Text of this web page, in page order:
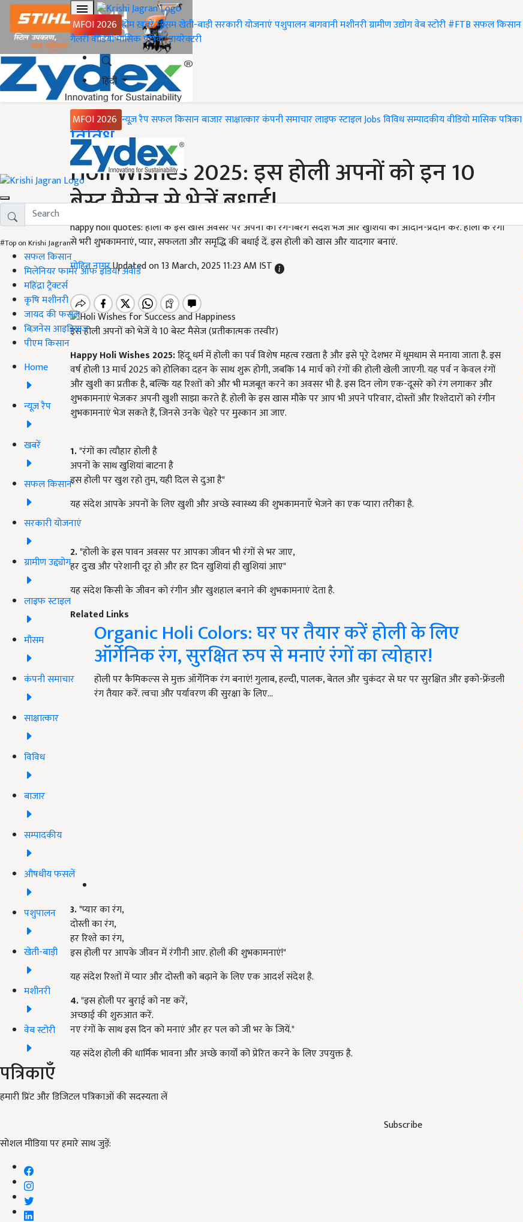
MFOI 2026 होमख़बरेंमौसमखेती-बाड़ीसरकारी योजनाएंपशुपालनबागवानीमशीनरीग्रामीण उद्योगवेब स्टोरी#FTBसफल किसान
गैलरीवीडियोमासिक पत्रिकाडायरेक्टरी
हिंदी
MFOI 2026 न्यूज़ रैपसफल किसानबाजारसाक्षात्कारकंपनी समाचारलाइफ स्टाइलJobsविविधसम्पादकीयवीडियोमासिक पत्रिका
#Top on Krishi Jagran
सफल किसान
मिलेनियर फार्मर ऑफ इंडिया अवॉर्ड
महिंद्रा ट्रैक्टर्स
कृषि मशीनरी
जायद की फसल
बिज़नेस आइडियाज
पीएम किसान
Home
न्यूज़ रैप
खबरें
सफल किसान
सरकारी योजनाएं
ग्रामीण उद्द्योग
लाइफ स्टाइल
मौसम
कंपनी समाचार
साक्षात्कार
विविध
बाजार
सम्पादकीय
औषधीय फसलें
पशुपालन
खेती-बाड़ी
मशीनरी
वेब स्टोरी
पत्रिकाएँ
हमारी प्रिंट और डिजिटल पत्रिकाओं की सदस्यता लें
Subscribe
सोशल मीडिया पर हमारे साथ जुड़ें:
Home
विविध
Holi Wishes 2025: इस होली अपनों को इन 10
बेस्ट मैसेज से भेजें बधाई!
happy holi quotes: होली के इस खास अवसर पर अपनों को रंग-बिरंगे संदेश भेजें और खुशियों का आदान-प्रदान करें. होली के रंगों
से भरी शुभकामनाएं, प्यार, सफलता और समृद्धि की बधाई दें. इस होली को खास और यादगार बनाएं.
मोहित नागरUpdated on 13 March, 2025 11:23 AM IST
इस होली अपनों को भेजें ये 10 बेस्ट मैसेज (प्रतीकात्मक तस्वीर)
Happy Holi Wishes 2025:हिंदू धर्म में होली का पर्व विशेष महत्व रखता है और इसे पूरे देशभर में धूमधाम से मनाया जाता है. इस
वर्ष होली 13 मार्च 2025 को होलिका दहन के साथ शुरू होगी, जबकि 14 मार्च को रंगों की होली खेली जाएगी. यह पर्व न केवल रंगों
और खुशी का प्रतीक है, बल्कि यह रिश्तों को और भी मजबूत करने का अवसर भी है. इस दिन लोग एक-दूसरे को रंग लगाकर और
शुभकामनाएं भेजकर अपनी खुशी साझा करते हैं. होली के इस खास मौके पर आप भी अपने परिवार, दोस्तों और रिश्तेदारों को रंगीन
शुभकामनाएं भेज सकते हैं, जिनसे उनके चेहरे पर मुस्कान आ जाए.
1."रंगों का त्यौहार होली है
अपनों के साथ खुशियां बाटना है
इस होली पर खुश रहो तुम, यही दिल से दुआ है"
यह संदेश आपके अपनों के लिए खुशी और अच्छे स्वास्थ्य की शुभकामनाएँ भेजने का एक प्यारा तरीका है.
2."होली के इस पावन अवसर पर आपका जीवन भी रंगों से भर जाए,
हर दुःख और परेशानी दूर हो और हर दिन खुशियां ही खुशियां आए"
यह संदेश किसी के जीवन को रंगीन और खुशहाल बनाने की शुभकामनाएं देता है.
Related Links
Organic Holi Colors: घर पर तैयार करें होली के लिए
ऑर्गेनिक रंग, सुरक्षित रुप से मनाएं रंगों का त्योहार!
होली पर कैमिकल्स से मुक्त ऑर्गेनिक रंग बनाएं! गुलाब, हल्दी, पालक, बेतल और चुकंदर से घर पर सुरक्षित और इको-फ्रेंडली
रंग तैयार करें. त्वचा और पर्यावरण की सुरक्षा के लिए…
3."प्यार का रंग,
दोस्ती का रंग,
हर रिश्ते का रंग,
इस होली पर आपके जीवन में रंगीनी आए. होली की शुभकामनाएं!"
यह संदेश रिश्तों में प्यार और दोस्ती को बढ़ाने के लिए एक आदर्श संदेश है.
4."इस होली पर बुराई को नष्ट करें,
अच्छाई की शुरुआत करें.
नए रंगों के साथ इस दिन को मनाएं और हर पल को जी भर के जियें."
यह संदेश होली की धार्मिक भावना और अच्छे कार्यों को प्रेरित करने के लिए उपयुक्त है.